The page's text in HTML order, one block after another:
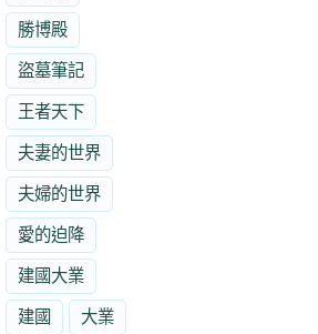
勝博殿
盜墓筆記
王者天下
夫妻的世界
夫婦的世界
愛的迫降
建國大業
建國 大業